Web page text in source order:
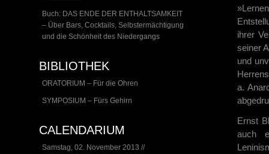
Buch: DAS ENDE DER ENTHALTSAMKEIT
– Über Bars, Cocktails, Selbstermächtigung
und die Schönheit des Niedergangs
BIBLIOTHEK
ORATORIUM – Für die Ohren
SYMPOSIUM – Fürs Gehirn
CALENDARIUM
Samstag, 02. November 2013 //
ihrer
seiner
und
a.
Ernst
auch